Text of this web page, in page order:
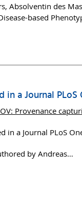
Absolventin des
based
in a Journal PLoS
Provenance
in a Journal PLoS
by Andreas…